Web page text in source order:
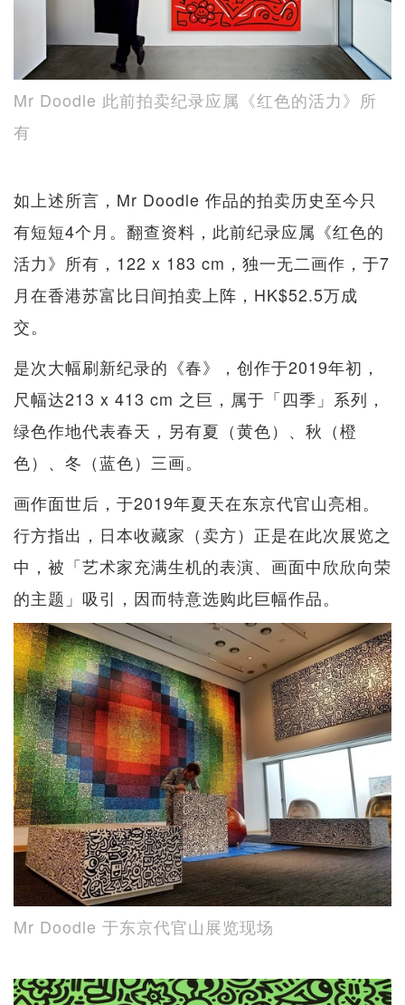
Mr Doodle 此前拍卖纪录应属《红色的活力》所
有
如上述所言，Mr Doodle 作品的拍卖历史至今只
有短短4个月。翻查资料，此前纪录应属《红色的
活力》所有，122 x 183 cm，独一无二画作，于7
月在香港苏富比日间拍卖上阵，HK$52.5万成
交。
是次大幅刷新纪录的《春》，创作于2019年初，
尺幅达213 x 413 cm 之巨，属于「四季」系列，
绿色作地代表春天，另有夏（黄色）、秋（橙
色）、冬（蓝色）三画。
画作面世后，于2019年夏天在东京代官山亮相。
行方指出，日本收藏家（卖方）正是在此次展览之
中，被「艺术家充满生机的表演、画面中欣欣向荣
的主题」吸引，因而特意选购此巨幅作品。
Mr Doodle 于东京代官山展览现场